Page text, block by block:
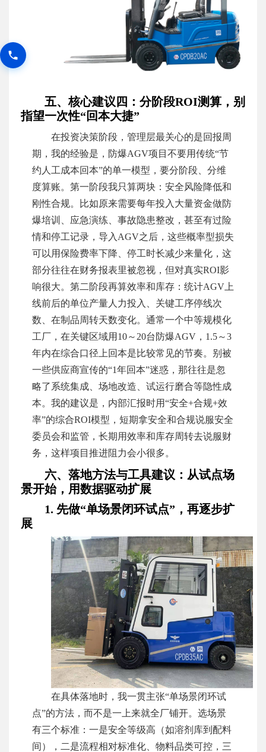
五、核心建议四：分阶段ROI测算，别
指望一次性“回本大捷”
在投资决策阶段，管理层最关心的是回报周
期，我的经验是，防爆AGV项目不要用传统“节
约人工成本回本”的单一模型，要分阶段、分维
度算账。第一阶段我只算两块：安全风险降低和
刚性合规。比如原来需要每年投入大量资金做防
爆培训、应急演练、事故隐患整改，甚至有过险
情和停工记录，导入AGV之后，这些概率型损失
可以用保险费率下降、停工时长减少来量化，这
部分往往在财务报表里被忽视，但对真实ROI影
响很大。第二阶段再算效率和库存：统计AGV上
线前后的单位产量人力投入、关键工序停线次
数、在制品周转天数变化。通常一个中等规模化
工厂，在关键区域用10～20台防爆AGV，1.5～3
年内在综合口径上回本是比较常见的节奏。别被
一些供应商宣传的“1年回本”迷惑，那往往是忽
略了系统集成、场地改造、试运行磨合等隐性成
本。我的建议是，内部汇报时用“安全+合规+效
率”的综合ROI模型，短期拿安全和合规说服安全
委员会和监管，长期用效率和库存周转去说服财
务，这样项目推进阻力会小很多。
六、落地方法与工具建议：从试点场
景开始，用数据驱动扩展
1. 先做“单场景闭环试点”，再逐步扩
展
在具体落地时，我一贯主张“单场景闭环试
点”的方法，而不是一上来就全厂铺开。选场景
有三个标准：一是安全等级高（如溶剂库到配料
间），二是流程相对标准化、物料品类可控，三